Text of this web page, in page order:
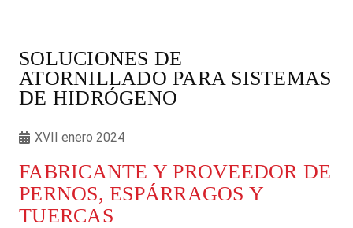
SOLUCIONES DE
ATORNILLADO PARA SISTEMAS
DE HIDRÓGENO
XVII enero 2024
FABRICANTE Y PROVEEDOR DE
PERNOS, ESPÁRRAGOS Y
TUERCAS